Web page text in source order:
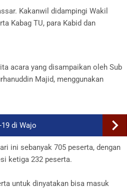
Kakanwil didampingi Wakil
Kabag TU, para Kabid dan
acara yang disampaikan oleh Sub
Majid, menggunakan
di Wajo
ini sebanyak 705 peserta, dengan
ketiga 232 peserta.
untuk dinyatakan bisa masuk